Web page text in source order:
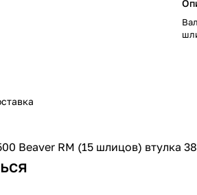
Beaver RM (15 шлицов) втулка